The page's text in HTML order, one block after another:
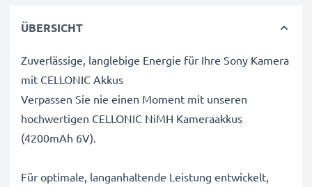
ÜBERSICHT
Zuverlässige, langlebige Energie für Ihre Sony Kamera
mit CELLONIC Akkus
Verpassen Sie nie einen Moment mit unseren
hochwertigen CELLONIC NiMH Kameraakkus
(4200mAh 6V).
Für optimale, langanhaltende Leistung entwickelt,